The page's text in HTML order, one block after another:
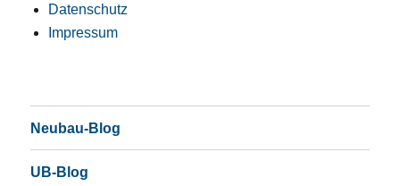
Datenschutz
Impressum
Neubau-Blog
UB-Blog